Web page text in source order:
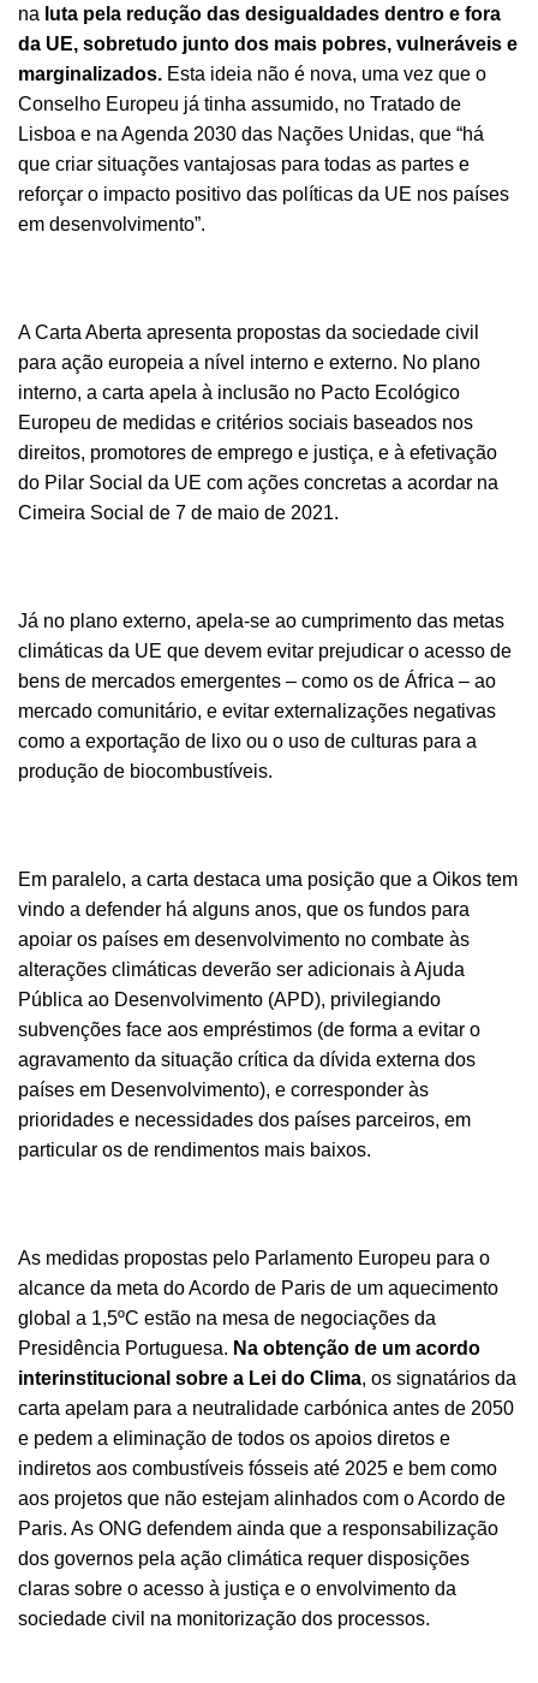
na luta pela redução das desigualdades dentro e fora
da UE, sobretudo junto dos mais pobres, vulneráveis e
marginalizados. Esta ideia não é nova, uma vez que o
Conselho Europeu já tinha assumido, no Tratado de
Lisboa e na Agenda 2030 das Nações Unidas, que “há
que criar situações vantajosas para todas as partes e
reforçar o impacto positivo das políticas da UE nos países
em desenvolvimento”.
A Carta Aberta apresenta propostas da sociedade civil
para ação europeia a nível interno e externo. No plano
interno, a carta apela à inclusão no Pacto Ecológico
Europeu de medidas e critérios sociais baseados nos
direitos, promotores de emprego e justiça, e à efetivação
do Pilar Social da UE com ações concretas a acordar na
Cimeira Social de 7 de maio de 2021.
Já no plano externo, apela-se ao cumprimento das metas
climáticas da UE que devem evitar prejudicar o acesso de
bens de mercados emergentes – como os de África – ao
mercado comunitário, e evitar externalizações negativas
como a exportação de lixo ou o uso de culturas para a
produção de biocombustíveis.
Em paralelo, a carta destaca uma posição que a Oikos tem
vindo a defender há alguns anos, que os fundos para
apoiar os países em desenvolvimento no combate às
alterações climáticas deverão ser adicionais à Ajuda
Pública ao Desenvolvimento (APD), privilegiando
subvenções face aos empréstimos (de forma a evitar o
agravamento da situação crítica da dívida externa dos
países em Desenvolvimento), e corresponder às
prioridades e necessidades dos países parceiros, em
particular os de rendimentos mais baixos.
As medidas propostas pelo Parlamento Europeu para o
alcance da meta do Acordo de Paris de um aquecimento
global a 1,5ºC estão na mesa de negociações da
Presidência Portuguesa. Na obtenção de um acordo
interinstitucional sobre a Lei do Clima, os signatários da
carta apelam para a neutralidade carbónica antes de 2050
e pedem a eliminação de todos os apoios diretos e
indiretos aos combustíveis fósseis até 2025 e bem como
aos projetos que não estejam alinhados com o Acordo de
Paris. As ONG defendem ainda que a responsabilização
dos governos pela ação climática requer disposições
claras sobre o acesso à justiça e o envolvimento da
sociedade civil na monitorização dos processos.